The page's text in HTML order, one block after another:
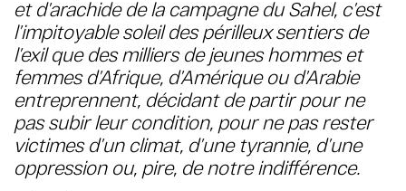
et d’arachide de la campagne du Sahel, c’est
l’impitoyable soleil des périlleux sentiers de
l’exil que des milliers de jeunes hommes et
femmes d’Afrique, d’Amérique ou d’Arabie
entreprennent, décidant de partir pour ne
pas subir leur condition, pour ne pas rester
victimes d’un climat, d’une tyrannie, d’une
oppression ou, pire, de notre indifférence.